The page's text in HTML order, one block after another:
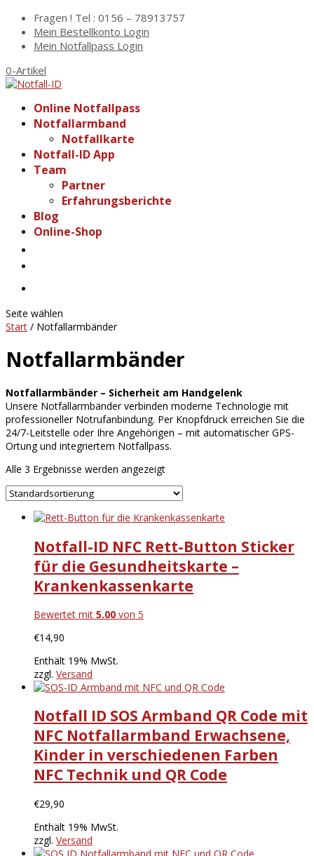
Fragen ! Tel : 0156 – 78913757
Mein Bestellkonto Login
Mein Notfallpass Login
0-Artikel
Online Notfallpass
Notfallarmband
Notfallkarte
Notfall-ID App
Team
Partner
Erfahrungsberichte
Blog
Online-Shop
Seite wählen
Start / Notfallarmbänder
Notfallarmbänder
Notfallarmbänder – Sicherheit am Handgelenk
Unsere Notfallarmbänder verbinden moderne Technologie mit
professioneller Notrufanbindung. Per Knopfdruck erreichen Sie die
24/7-Leitstelle oder Ihre Angehörigen – mit automatischer GPS-
Ortung und integriertem Notfallpass.
Alle 3 Ergebnisse werden angezeigt
Notfall-ID NFC Rett-Button Sticker
für die Gesundheitskarte –
Krankenkassenkarte
Bewertet mit 5.00 von 5
€14,90
Enthält 19% MwSt.
zzgl. Versand
Notfall ID SOS Armband QR Code mit
NFC Notfallarmband Erwachsene,
Kinder in verschiedenen Farben
NFC Technik und QR Code
€29,90
Enthält 19% MwSt.
zzgl. Versand